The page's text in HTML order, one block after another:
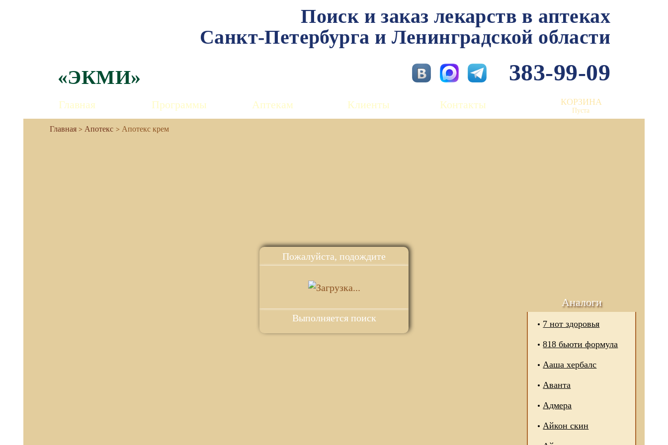
Пожалуйста, подождите
Выполняется поиск
Поиск и заказ лекарств в аптеках
Санкт-Петербурга и Ленинградской области
383-99-09
«ЭКМИ»
Главная Программы Аптекам Клиенты Контакты КОРЗИНА
Пуста
Апотекс Апотекс крем
Аналоги
7 нот здоровья
818 бьюти формула
Ааша хербалс
Аванта
Адмера
Айкон скин